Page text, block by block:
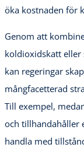
öka kostnaden för
Genom att
koldioxidskatt
kan regeringar
mångfacetterad
Till exempel,
och tillhandahåller
handla med